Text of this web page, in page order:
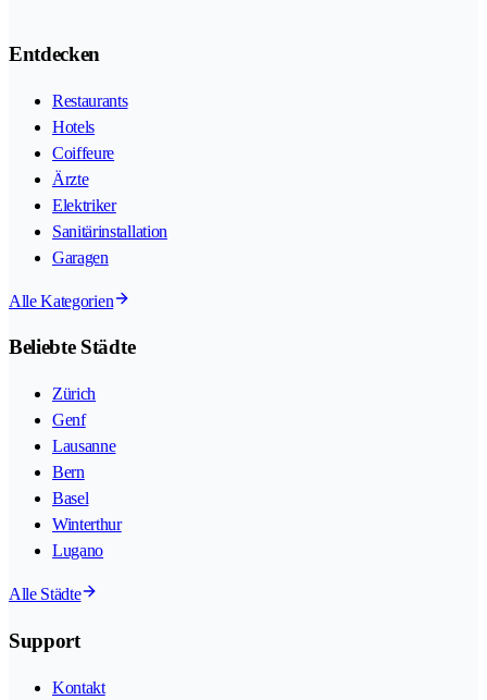
Entdecken
Restaurants
Hotels
Coiffeure
Ärzte
Elektriker
Sanitärinstallation
Garagen
Alle Kategorien
Beliebte Städte
Zürich
Genf
Lausanne
Bern
Basel
Winterthur
Lugano
Alle Städte
Support
Kontakt